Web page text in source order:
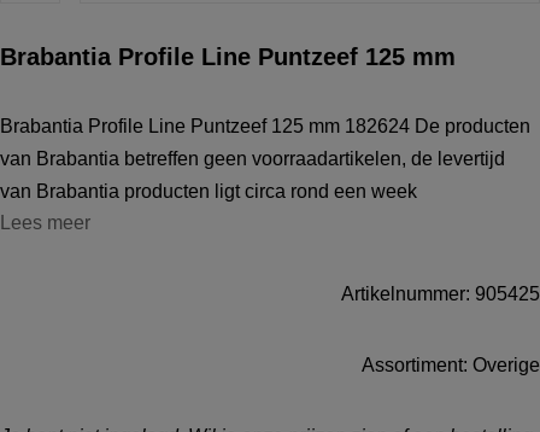
Brabantia Profile Line Puntzeef 125 mm
Brabantia Profile Line Puntzeef 125 mm 182624 De producten
van Brabantia betreffen geen voorraadartikelen, de levertijd
van Brabantia producten ligt circa rond een week
Lees meer
Artikelnummer: 905425
Assortiment: Overige